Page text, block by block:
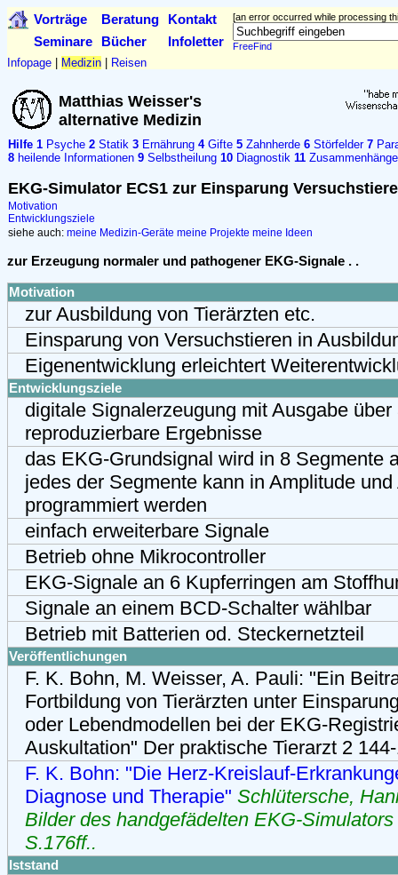
Vorträge Beratung Kontakt [an error occurred while processing
FreeFind
Seminare Bücher Infoletter
Infopage Medizin Reisen
Matthias Weisser's
alternative Medizin
Hilfe 1 Psyche 2 Statik 3 Ernährung 4Gifte 5 Zahnherde 6 Störfelder 7
8 heilende Informationen 9 Selbstheilung 10 Diagnostik 11 Zusammenhänge
EKG-Simulator ECS1 zur Einsparung
Motivation
Entwicklungsziele
siehe auch: meine Medizin-Geräte meine Projekte meine Ideen
zur Erzeugung normaler und pathogener EKG-Signale . .
Motivation
zur Ausbildung von Tierärzten etc.
Einsparung von Versuchstieren in
Eigenentwicklung erleichtert
Entwicklungsziele
digitale Signalerzeugung mit Ausgabe
reproduzierbare Ergebnisse
das EKG-Grundsignal wird in 8 Segmente
jedes der Segmente kann in Amplitude
programmiert werden
einfach erweiterbare Signale
Betrieb ohne Mikrocontroller
EKG-Signale an 6 Kupferringen am
Signale an einem BCD-Schalter wählbar
Betrieb mit Batterien od. Steckernetzteil
Veröffentlichungen
F. K. Bohn, M. Weisser, A. Pauli: "Ein
Fortbildung von Tierärzten unter
oder Lebendmodellen bei der EKG-
Auskultation" Der praktische Tierarzt 2
F. K. Bohn: "Die Herz-Kreislauf-
Diagnose und Therapie" Schlütersche,
Bilder des handgefädelten EKG-
S.176ff..
Iststand